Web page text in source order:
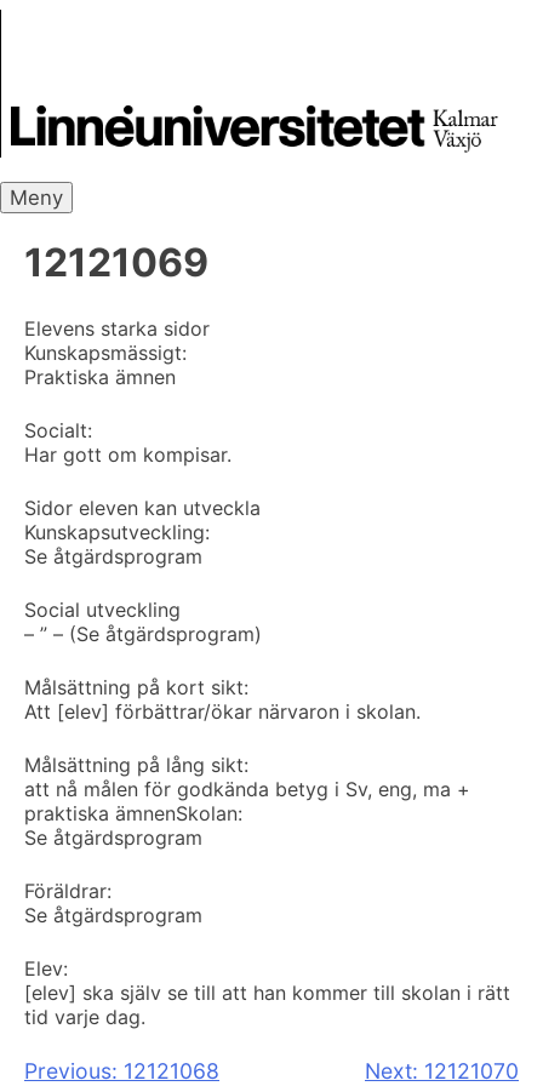
Meny
12121069
Elevens starka sidor
Kunskapsmässigt:
Praktiska ämnen
Socialt:
Har gott om kompisar.
Sidor eleven kan utveckla
Kunskapsutveckling:
Se åtgärdsprogram
Social utveckling
– ” – (Se åtgärdsprogram)
Målsättning på kort sikt:
Att [elev] förbättrar/ökar närvaron i skolan.
Målsättning på lång sikt:
att nå målen för godkända betyg i Sv, eng, ma +
praktiska ämnenSkolan:
Se åtgärdsprogram
Föräldrar:
Se åtgärdsprogram
Elev:
[elev] ska själv se till att han kommer till skolan i rätt
tid varje dag.
Inläggsnavigering
Previous: 12121068 Next: 12121070